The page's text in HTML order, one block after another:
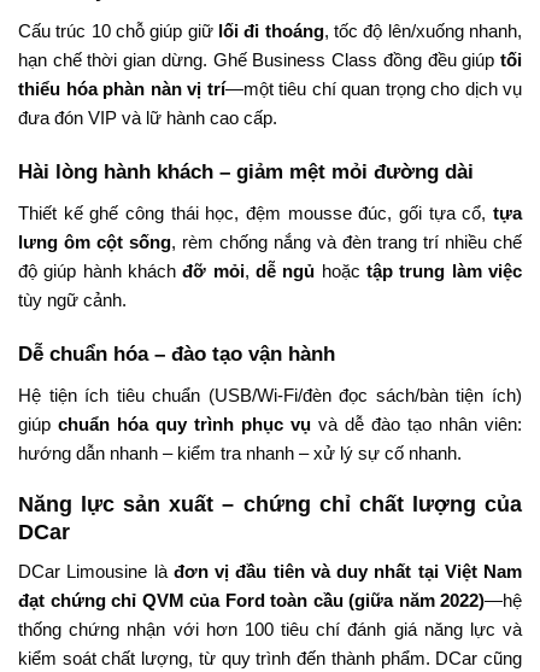
Cấu trúc 10 chỗ giúp giữ lối đi thoáng, tốc độ lên/xuống nhanh,
hạn chế thời gian dừng. Ghế Business Class đồng đều giúp tối
thiểu hóa phàn nàn vị trí—một tiêu chí quan trọng cho dịch vụ
đưa đón VIP và lữ hành cao cấp.
Hài lòng hành khách – giảm mệt mỏi đường dài
Thiết kế ghế công thái học, đệm mousse đúc, gối tựa cổ, tựa
lưng ôm cột sống, rèm chống nắng và đèn trang trí nhiều chế
độ giúp hành kháchđỡ mỏi,dễ ngủ hoặctập trung làm việc
tùy ngữ cảnh.
Dễ chuẩn hóa – đào tạo vận hành
Hệ tiện ích tiêu chuẩn (USB/Wi-Fi/đèn đọc sách/bàn tiện ích)
giúp chuẩn hóa quy trình phục vụ và dễ đào tạo nhân viên:
hướng dẫn nhanh – kiểm tra nhanh – xử lý sự cố nhanh.
Năng lực sản xuất – chứng chỉ chất lượng của
DCar
DCar Limousine là đơn vị đầu tiên và duy nhất tại Việt Nam
đạt chứng chỉ QVM của Ford toàn cầu (giữa năm 2022)—hệ
thống chứng nhận với hơn 100 tiêu chí đánh giá năng lực và
kiểm soát chất lượng, từ quy trình đến thành phẩm. DCar cũng